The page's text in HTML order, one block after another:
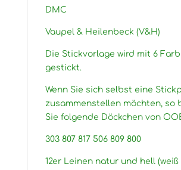
DMC
Vaupel & Heilenbeck (V&H)
Die Stickvorlage wird mit 6
gestickt.
Wenn Sie sich selbst eine
zusammenstellen möchten, so
Sie folgende Döckchen von
303 807 817 506 809 800
12er Leinen natur und hell